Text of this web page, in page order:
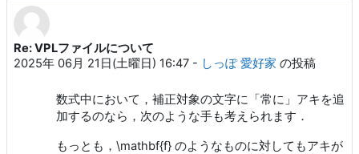
Re: VPLファイルについて
2025年 06月 21日(土曜日) 16:47 - しっぽ 愛好家 の投稿
返信数: 1
数式中において，補正対象の文字に「常に」アキを追
加するのなら，次のような手も考えられます．
もっとも，\mathbf{f} のようなものに対してもアキが